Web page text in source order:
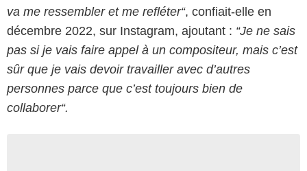
va me ressembler et me refléter“, confiait-elle en
décembre 2022, sur Instagram, ajoutant : “Je ne sais
pas si je vais faire appel à un compositeur, mais c’est
sûr que je vais devoir travailler avec d’autres
personnes parce que c’est toujours bien de
collaborer“.